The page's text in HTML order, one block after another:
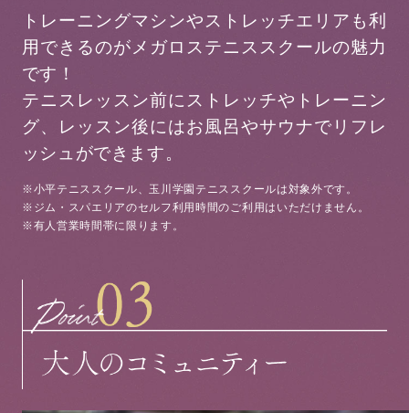
トレーニングマシンやストレッチエリアも利
用できるのがメガロステニススクールの魅力
です！
テニスレッスン前にストレッチやトレーニン
グ、レッスン後にはお風呂やサウナでリフレ
ッシュができます。
※小平テニススクール、玉川学園テニススクールは対象外です。
※ジム・スパエリアのセルフ利用時間のご利用はいただけません。
※有人営業時間帯に限ります。